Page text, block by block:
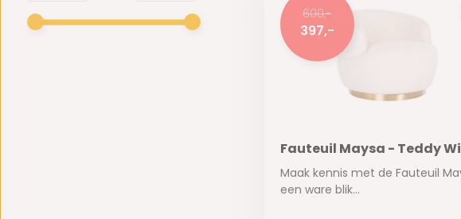
600,-
397,-
Fauteuil Maysa - Teddy
Maak kennis met de Fauteuil
een ware blik...